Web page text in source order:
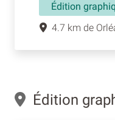
Édition
4.7 km de
Édition